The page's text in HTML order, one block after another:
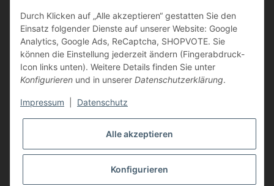
Kunden Service
Haben Sie Fragen zu unseren Produkten?
Dann rufen Sie uns gerne an:
Tel: 0621/9767200
Mo.-Fr. 08:45-17:00 Uhr
oder schreiben Sie uns:
info@printer-express.de
Durch Klicken auf „Alle akzeptieren“ gestatten Sie den
Einsatz folgender Dienste auf unserer Website: Google
Analytics, Google Ads, ReCaptcha, SHOPVOTE. Sie
können die Einstellung jederzeit ändern (Fingerabdruck-
Icon links unten). Weitere Details finden Sie unter
Konfigurieren und in unserer Datenschutzerklärung.
Impressum Datenschutz
Alle akzeptieren
Konfigurieren